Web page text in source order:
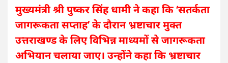
मुख्यमंत्री श्री पुष्कर सिंह धामी ने कहा कि ‘सतर्कता
जागरूकता सप्ताह’ के दौरान भ्रष्टाचार मुक्त
उत्तराखण्ड के लिए विभिन्न माध्यमों से जागरूकता
अभियान चलाया जाए। उन्होंने कहा कि भ्रष्टाचार